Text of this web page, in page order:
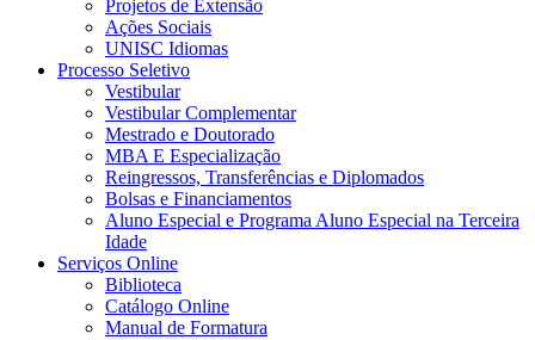
Projetos de Extensão
Ações Sociais
UNISC Idiomas
Processo Seletivo
Vestibular
Vestibular Complementar
Mestrado e Doutorado
MBA E Especialização
Reingressos, Transferências e Diplomados
Bolsas e Financiamentos
Aluno Especial e Programa Aluno Especial na Terceira
Idade
Serviços Online
Biblioteca
Catálogo Online
Manual de Formatura